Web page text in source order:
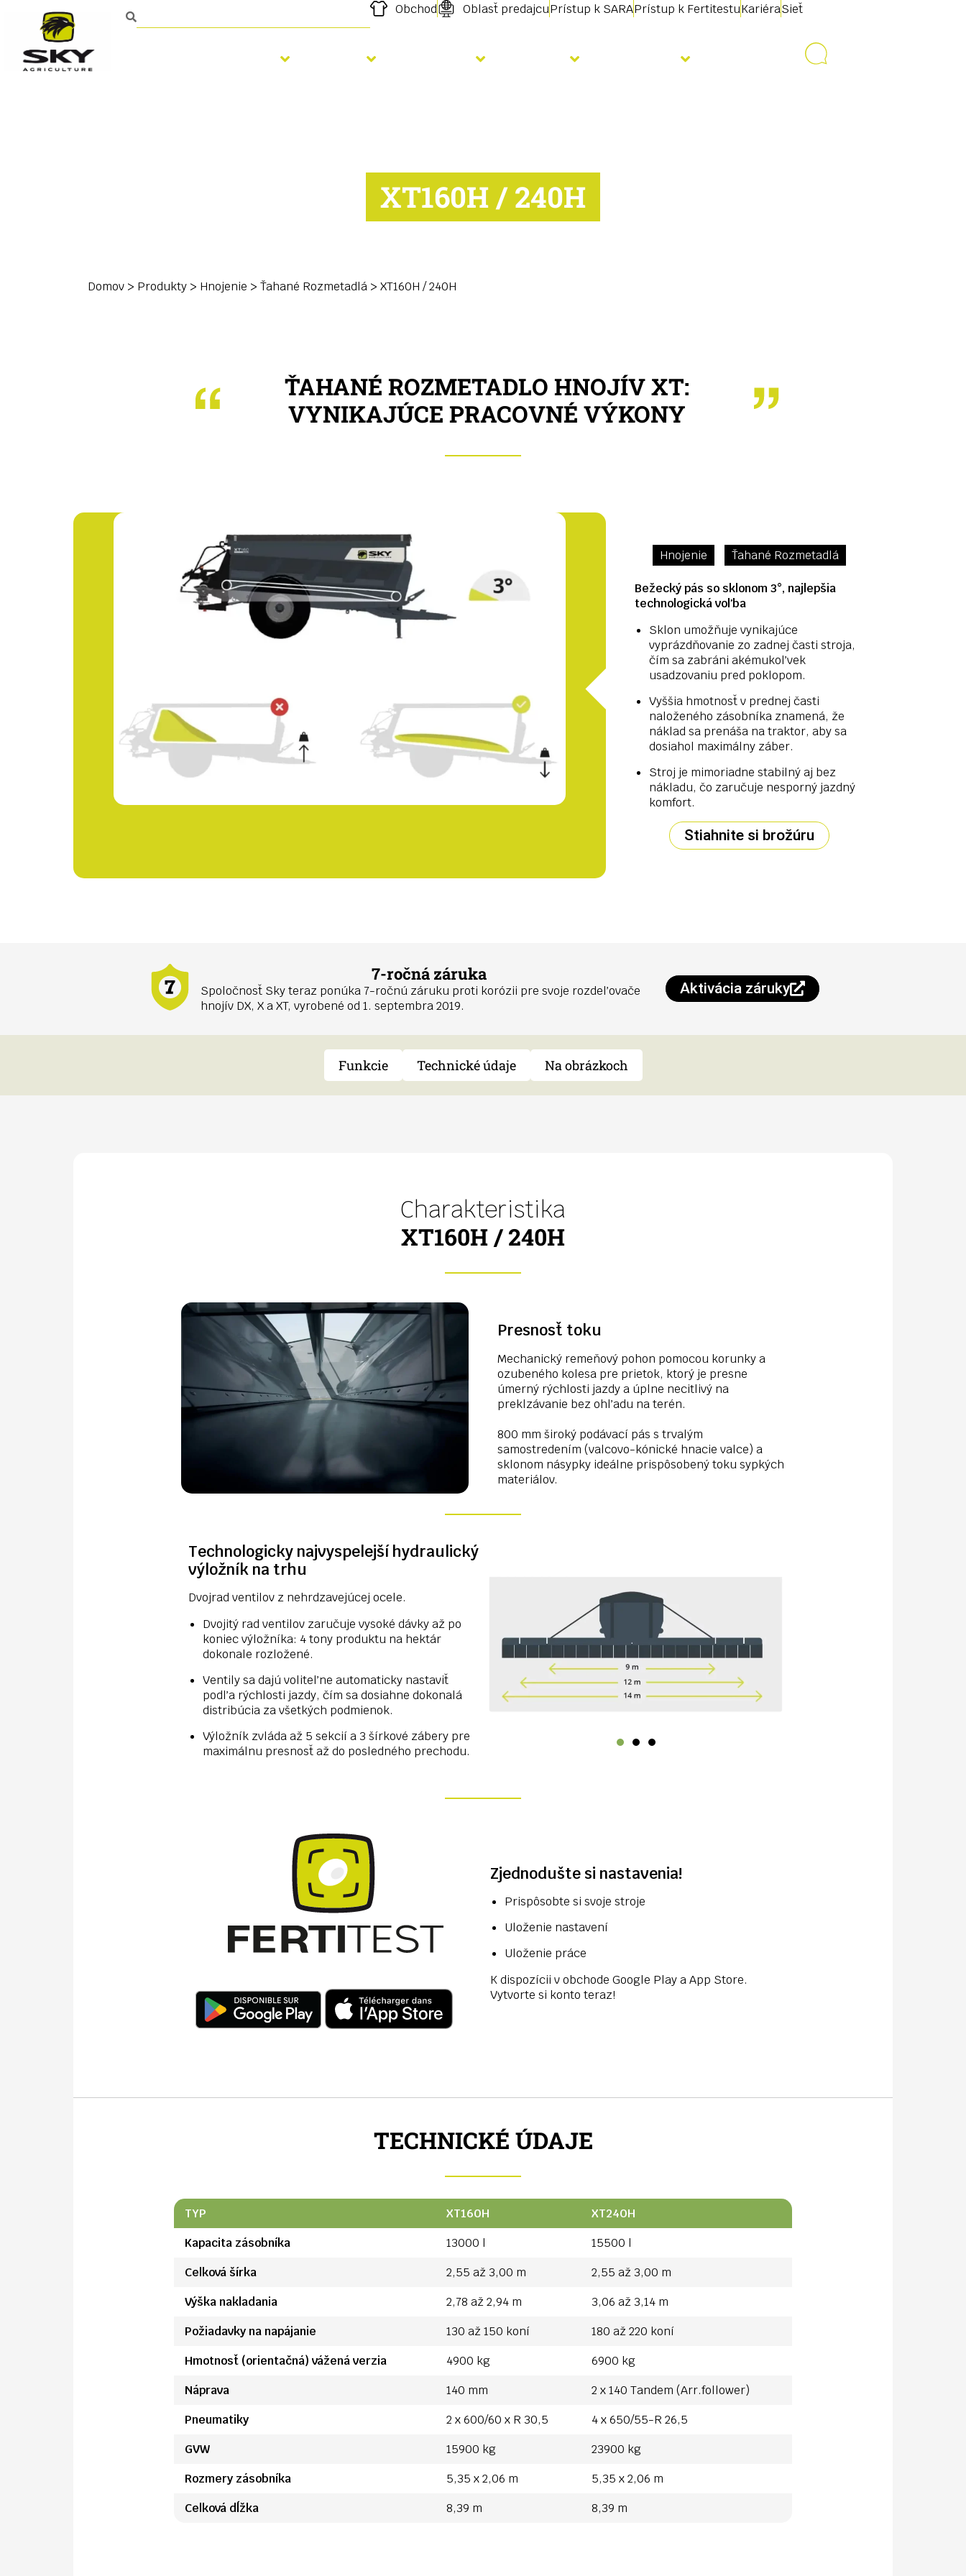
Obchod Oblasť predajcuPrístup k SARAPrístup k FertitestuKariéraSieť
XT160H / 240H
Domov > Produkty > Hnojenie > Ťahané Rozmetadlá > XT160H / 240H
ŤAHANÉ ROZMETADLO HNOJÍV XT:
VYNIKAJÚCE PRACOVNÉ VÝKONY
Hnojenie Ťahané Rozmetadlá
Bežecký pás so sklonom 3°, najlepšia
technologická voľba
Sklon umožňuje vynikajúce
vyprázdňovanie zo zadnej časti stroja,
čím sa zabráni akémukoľvek
usadzovaniu pred poklopom.
Vyššia hmotnosť v prednej časti
naloženého zásobníka znamená, že
náklad sa prenáša na traktor, aby sa
dosiahol maximálny záber.
Stroj je mimoriadne stabilný aj bez
nákladu, čo zaručuje nesporný jazdný
komfort.
Stiahnite si brožúru
7-ročná záruka
Spoločnosť Sky teraz ponúka 7-ročnú záruku proti korózii pre svoje rozdeľovače
hnojív DX, X a XT, vyrobené od 1. septembra 2019.
Aktivácia záruky
Funkcie Technické údaje Na obrázkoch
Charakteristika
XT160H / 240H
Presnosť toku
Mechanický remeňový pohon pomocou korunky a
ozubeného kolesa pre prietok, ktorý je presne
úmerný rýchlosti jazdy a úplne necitlivý na
preklzávanie bez ohľadu na terén.
800 mm široký podávací pás s trvalým
samostredením (valcovo-kónické hnacie valce) a
sklonom násypky ideálne prispôsobený toku sypkých
materiálov.
Technologicky najvyspelejší hydraulický
výložník na trhu
Dvojrad ventilov z nehrdzavejúcej ocele.
Dvojitý rad ventilov zaručuje vysoké dávky až po
koniec výložníka: 4 tony produktu na hektár
dokonale rozložené.
Ventily sa dajú voliteľne automaticky nastaviť
podľa rýchlosti jazdy, čím sa dosiahne dokonalá
distribúcia za všetkých podmienok.
Výložník zvláda až 5 sekcií a 3 šírkové zábery pre
maximálnu presnosť až do posledného prechodu.
Zjednodušte si nastavenia!
Prispôsobte si svoje stroje
Uloženie nastavení
Uloženie práce
K dispozícii v obchode Google Play a App Store.
Vytvorte si konto teraz!
TECHNICKÉ ÚDAJE
TYP XT160H
XT240H
Kapacita zásobníka
13000 l
15500 l
Celková šírka
2,55 až 3,00 m
2,55 až 3,00 m
Výška nakladania
2,78 až 2,94 m
3,06 až 3,14 m
Požiadavky na napájanie
130 až 150 koní
180 až 220 koní
Hmotnosť (orientačná) vážená verzia
4900 kg
6900 kg
Náprava
140 mm
2 x 140 Tandem (Arr.follower)
Pneumatiky
2 x 600/60 x R 30,5
4 x 650/55-R 26,5
GVW
15900 kg
23900 kg
Rozmery zásobníka
5,35 x 2,06 m
5,35 x 2,06 m
Celková dĺžka
8,39 m 8,39 m